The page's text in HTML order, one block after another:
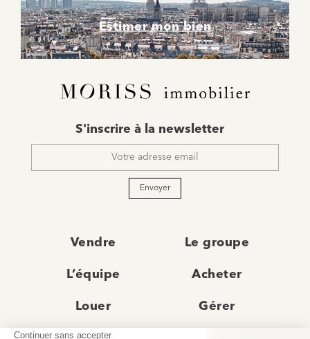
Estimer mon bien
mail
S'inscrire à la newsletter
Envoyer
Vendre Le groupe
L’équipe Acheter
Louer Gérer